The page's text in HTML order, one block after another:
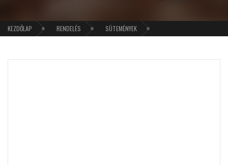
KEZDŐLAP RENDELÉS SÜTEMÉNYEK